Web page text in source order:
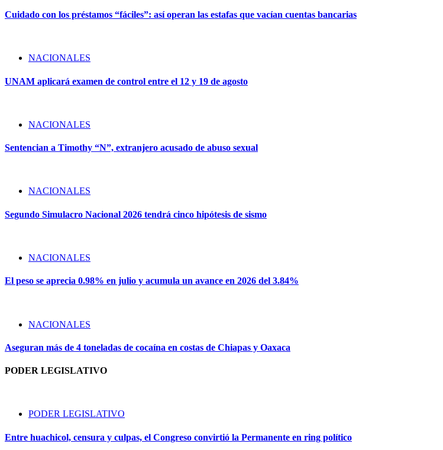
Cuidado con los préstamos “fáciles”: así operan las estafas que vacían cuentas bancarias
NACIONALES
UNAM aplicará examen de control entre el 12 y 19 de agosto
NACIONALES
Sentencian a Timothy “N”, extranjero acusado de abuso sexual
NACIONALES
Segundo Simulacro Nacional 2026 tendrá cinco hipótesis de sismo
NACIONALES
El peso se aprecia 0.98% en julio y acumula un avance en 2026 del 3.84%
NACIONALES
Aseguran más de 4 toneladas de cocaína en costas de Chiapas y Oaxaca
PODER LEGISLATIVO
PODER LEGISLATIVO
Entre huachicol, censura y culpas, el Congreso convirtió la Permanente en ring político